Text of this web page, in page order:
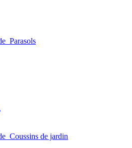
Parasols
Coussins de jardin